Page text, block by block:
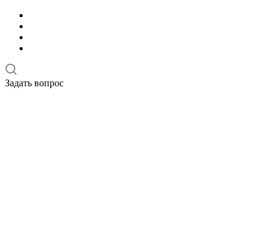
Задать вопрос